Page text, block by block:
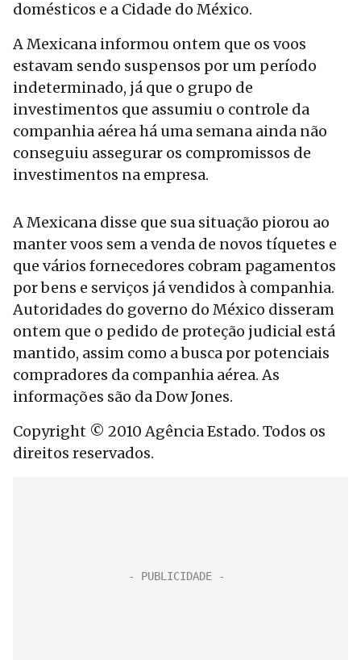
domésticos e a Cidade do México.
A Mexicana informou ontem que os voos
estavam sendo suspensos por um período
indeterminado, já que o grupo de
investimentos que assumiu o controle da
companhia aérea há uma semana ainda não
conseguiu assegurar os compromissos de
investimentos na empresa.
A Mexicana disse que sua situação piorou ao
manter voos sem a venda de novos tíquetes e
que vários fornecedores cobram pagamentos
por bens e serviços já vendidos à companhia.
Autoridades do governo do México disseram
ontem que o pedido de proteção judicial está
mantido, assim como a busca por potenciais
compradores da companhia aérea. As
informações são da Dow Jones.
Copyright © 2010 Agência Estado. Todos os
direitos reservados.